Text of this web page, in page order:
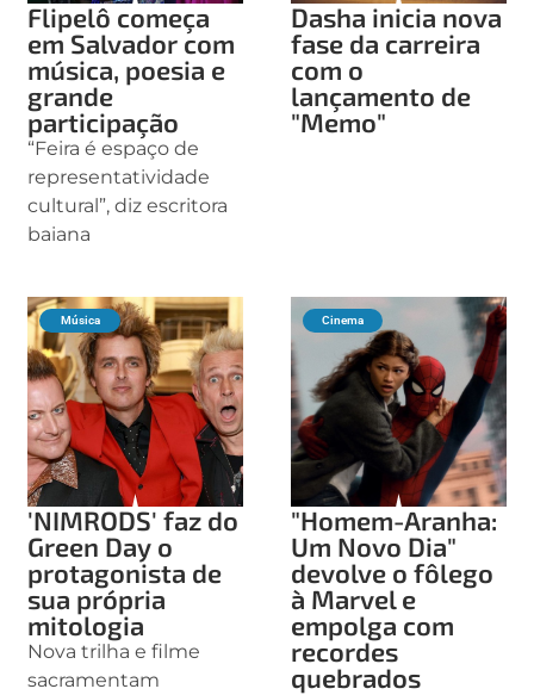
Flipelô começa
em Salvador com
música, poesia e
grande
participação
“Feira é espaço de
representatividade
cultural”, diz escritora
baiana
Dasha inicia nova
fase da carreira
com o
lançamento de
"Memo"
Música
'NIMRODS' faz do
Green Day o
protagonista de
sua própria
mitologia
Nova trilha e filme
sacramentam
Cinema
"Homem-Aranha:
Um Novo Dia"
devolve o fôlego
à Marvel e
empolga com
recordes
quebrados